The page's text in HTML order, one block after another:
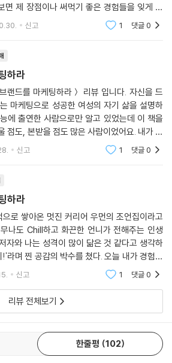
코리아 대표)
부딪힌 경험에서 나온 진심 어린 조언에는
명쾌함이 드러난다. 다양한 사람을 만나며
몸소 경험한 실용적인 조언들은 묵묵히 일만
시대의 직장인들에게 분명한 길잡이가 되어 줄
역)
서도 조직과의 조화를 고려하는 균형감, 그
까운 통찰이다. 이 책을 통해 더 많은 사람에게
)
니 ‘한 소녀가 역경을 딛고 전진한 성장 서사’라
소녀가 혼자 미국으로 건너가 언어, 문화, 그
며 자신의 가치를 높이는 데 성공했다. 결국 브
내면에 자신만의 단단한 스토리가 있어야 한다
이 당사자에게 관계의 끝맺음을 넘어서 큰 성장
면 제 장점이나 써먹기 좋은 경험들을 잊게 되
하며 면접에 임하는게 최고인 것 같습니다. 그
신고 1 댓글0
하라
랜드를 마케팅하라＞ 리뷰 입니다. 자신을 드
마케팅으로 성공한 여성의 자기 삶을 설명하
에 출연한 사람으로만 알고 있었는데 이 책을
점도, 본받을 점도 많은 사람이었어요. 내가 길
졌습니다.
신고 1 댓글0
하라
로 쌓아온 멋진 커리어 우먼의 조언집이라고
나도 Chill하고 화끈한 언니가 전해주는 인생
자와 나는 성격이 많이 닮은 것 같다고 생각하
라며 찐 공감의 박수를 쳤다. 오늘 내가 경험한
, 내 경험으로 축적되어 역량으로 흡수된다는
신고 1 댓글0
리뷰 전체보기
한줄평 102